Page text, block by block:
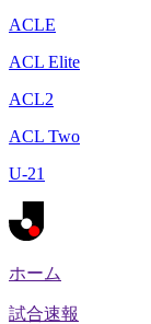
ACLE
ACL Elite
ACL2
ACL Two
U-21
ホーム
試合速報